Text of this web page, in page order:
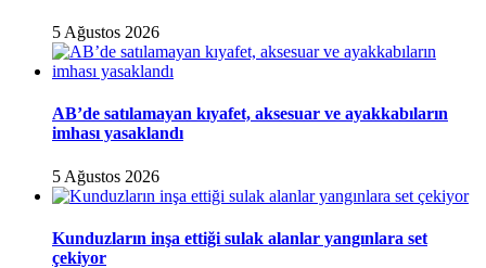
5 Ağustos 2026
AB’de satılamayan kıyafet, aksesuar ve ayakkabıların
imhası yasaklandı
5 Ağustos 2026
Kunduzların inşa ettiği sulak alanlar yangınlara set
çekiyor